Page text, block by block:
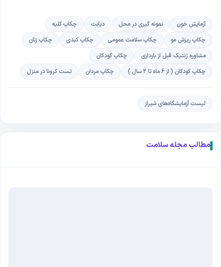
آزمایش خون نمونه گیری در محل دیابت
چکاپ کلیه
چکاپ ریزش مو
چکاپ سلامت عمومی چکاپ کبدی
چکاپ زنان
مشاوره ژنتیک قبل از بارداری
چکاپ کودکان
چکاپ کودکان ( از 6 ماه تا 2 سال )
چکاپ مردان تست کرونا در منزل
لیست آزمایشگاه‌های شیراز
مطالب مجله سلامت